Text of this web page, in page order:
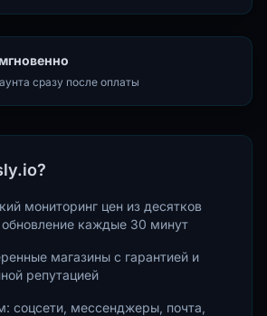
сразу после оплаты
мониторинг цен из десятков
каждые 30 минут
магазины с гарантией и
репутацией
соцсети, мессенджеры, почта,